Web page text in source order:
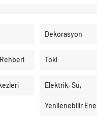
Dekorasyon
Toki
Elektrik, Su,
Yenilenebilir